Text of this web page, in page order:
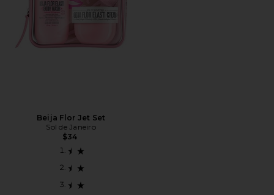
Beija Flor Jet Set
Sol de Janeiro
$34